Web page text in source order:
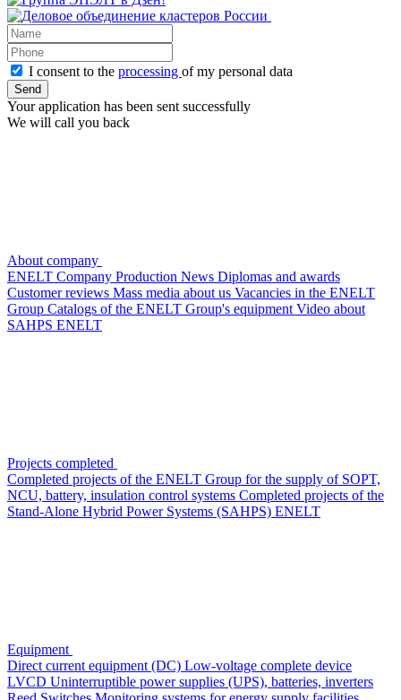
I consent to the processing of my personal data
Your application has been sent successfully
We will call you back
About company
ENELT Company Production News Diplomas and awards
Customer reviews Mass media about us Vacancies in the ENELT
Group Сatalogs of the ENELT Group's equipment Video about
SAHPS ENELT
Projects completed
Completed projects of the ENELT Group for the supply of SOPT,
NCU, battery, insulation control systems Completed projects of the
Stand-Alone Hybrid Power Systems (SAHPS) ENELT
Equipment
Direct current equipment (DC) Low-voltage complete device
LVCD Uninterruptible power supplies (UPS), batteries, inverters